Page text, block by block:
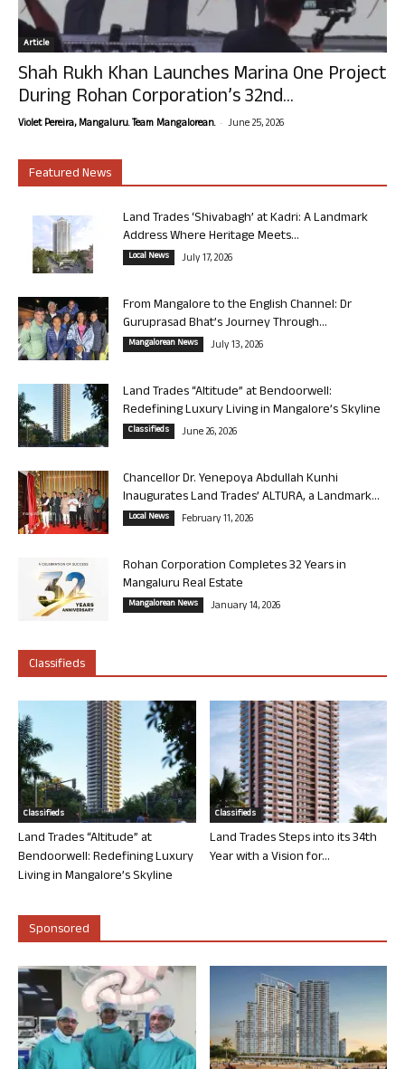
Article
Shah Rukh Khan Launches Marina One Project
During Rohan Corporation’s 32nd...
Violet Pereira, Mangaluru. Team Mangalorean. - June 25, 2026
Featured News
Land Trades ‘Shivabagh’ at Kadri: A Landmark
Address Where Heritage Meets...
Local News July 17, 2026
From Mangalore to the English Channel: Dr
Guruprasad Bhat’s Journey Through...
Mangalorean News July 13, 2026
Land Trades “Altitude” at Bendoorwell:
Redefining Luxury Living in Mangalore’s Skyline
Classifieds June 26, 2026
Chancellor Dr. Yenepoya Abdullah Kunhi
Inaugurates Land Trades’ ALTURA, a Landmark...
Local News February 11, 2026
Rohan Corporation Completes 32 Years in
Mangaluru Real Estate
Mangalorean News January 14, 2026
Classifieds
Classifieds
Land Trades “Altitude” at
Bendoorwell: Redefining Luxury
Living in Mangalore’s Skyline
Classifieds
Land Trades Steps into its 34th
Year with a Vision for...
Sponsored